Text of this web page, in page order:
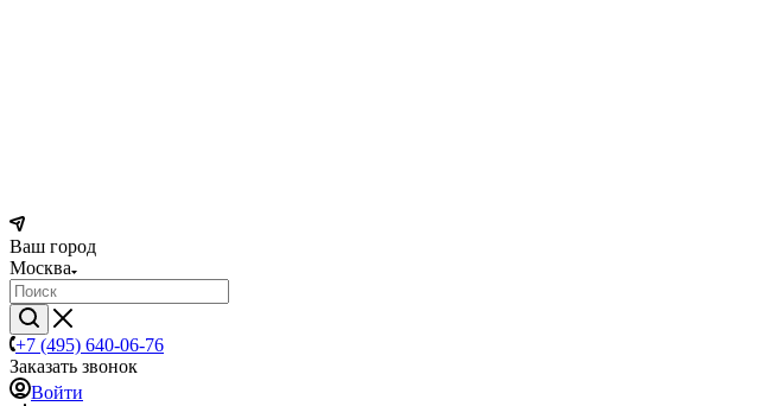
Ваш город
Москва
+7 (495) 640-06-76
Заказать звонок
Войти